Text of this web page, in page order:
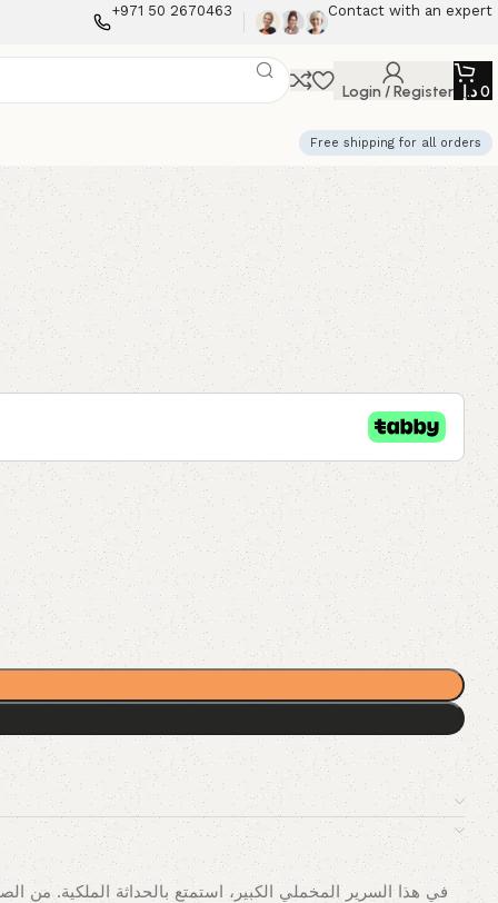
+971 50 2670463 Contact with an expert
Login / Register 0د.إ
Free shipping for all orders
في هذا السرير المخملي الكبير، استمتع بالحداثة الملكية.